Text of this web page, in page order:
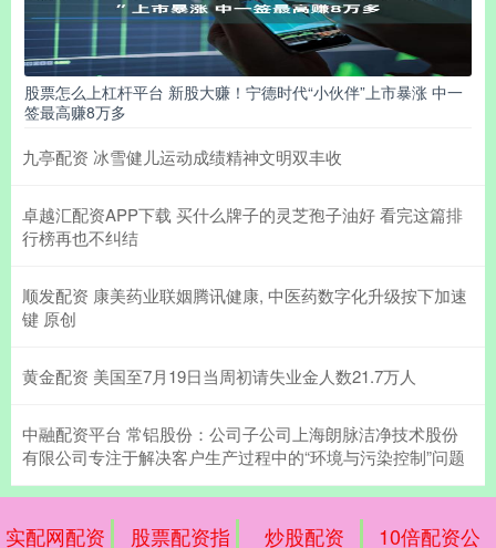
股票怎么上杠杆平台 新股大赚！宁德时代“小伙伴”上市暴涨 中一
签最高赚8万多
九亭配资 冰雪健儿运动成绩精神文明双丰收
卓越汇配资APP下载 买什么牌子的灵芝孢子油好 看完这篇排
行榜再也不纠结
顺发配资 康美药业联姻腾讯健康, 中医药数字化升级按下加速
键 原创
黄金配资 美国至7月19日当周初请失业金人数21.7万人
中融配资平台 常铝股份：公司子公司上海朗脉洁净技术股份
有限公司专注于解决客户生产过程中的“环境与污染控制”问题
实配网配资 股票配资指 炒股配资 10倍配资公